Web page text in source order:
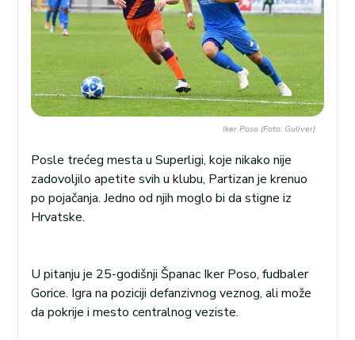
Iker Poso (Foto: Guliver)
Posle trećeg mesta u Superligi, koje nikako nije
zadovoljilo apetite svih u klubu, Partizan je krenuo
po pojačanja. Jedno od njih moglo bi da stigne iz
Hrvatske.
U pitanju je 25-godišnji Španac Iker Poso, fudbaler
Gorice. Igra na poziciji defanzivnog veznog, ali može
da pokrije i mesto centralnog veziste.